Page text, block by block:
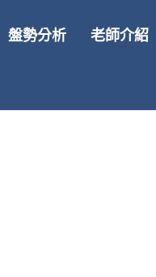
盤勢分析 老師介紹